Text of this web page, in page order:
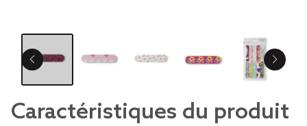
Caractéristiques du produit